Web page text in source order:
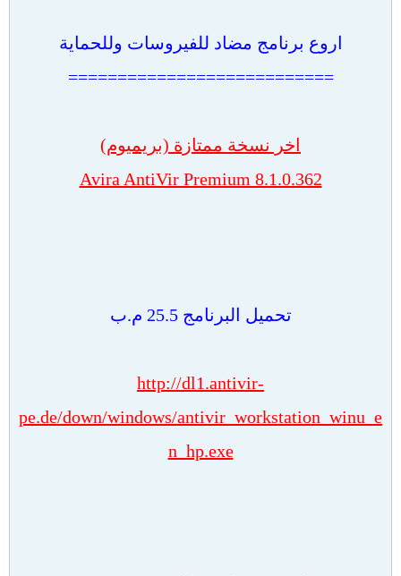
اروع برنامج مضاد للفيروسات وللحماية
===========================
اخر نسخة ممتازة (بريميوم)
Avira AntiVir Premium 8.1.0.362
تحميل البرنامج 25.5 م.ب
http://dl1.antivir-
pe.de/down/windows/antivir_workstation_winu_e
n_hp.exe